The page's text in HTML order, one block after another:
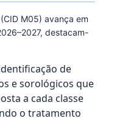
M05) avança em
destacam-
de
e sorológicos que
a cada classe
o tratamento